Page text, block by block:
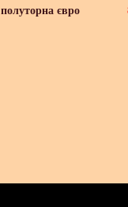
полуторна євро